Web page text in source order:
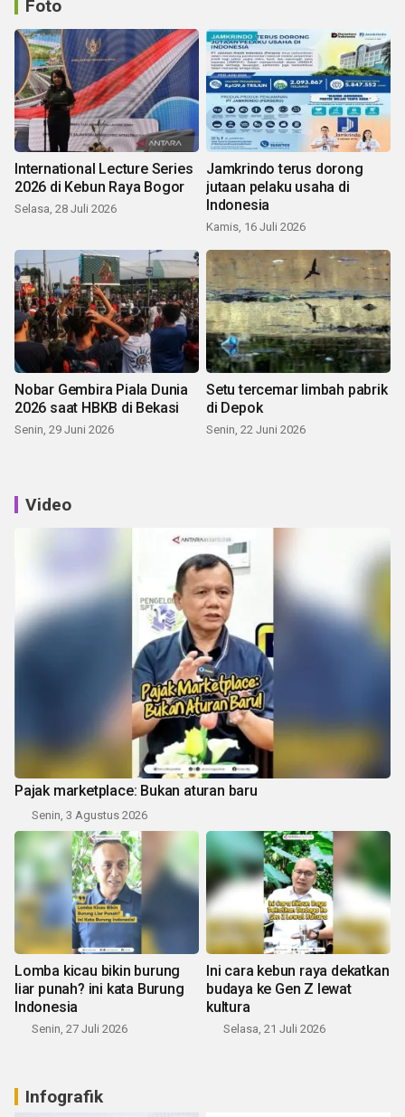
Foto
International Lecture Series
2026 di Kebun Raya Bogor
Selasa, 28 Juli 2026
Jamkrindo terus dorong
jutaan pelaku usaha di
Indonesia
Kamis, 16 Juli 2026
Nobar Gembira Piala Dunia
2026 saat HBKB di Bekasi
Senin, 29 Juni 2026
Setu tercemar limbah pabrik
di Depok
Senin, 22 Juni 2026
Video
Pajak marketplace: Bukan aturan baru
Senin, 3 Agustus 2026
Lomba kicau bikin burung
liar punah? ini kata Burung
Indonesia
Senin, 27 Juli 2026
Ini cara kebun raya dekatkan
budaya ke Gen Z lewat
kultura
Selasa, 21 Juli 2026
Infografik